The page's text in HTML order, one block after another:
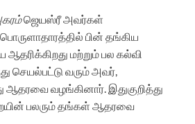
ஜெயஸ்ரீ அவர்கள்
பொருளாதாரத்தில் பின் தங்கிய
மற்றும் பல கல்வி
செயல்பட்டு வரும் அவர்,
ஆதரவை வழங்கினார். இதுகுறித்து
பலரும் தங்கள் ஆதரவை